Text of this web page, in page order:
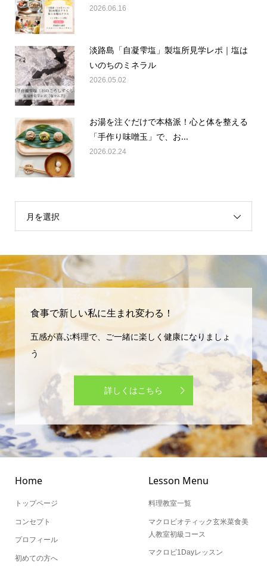
2026.06.16
淡路島「自凝雫塩」製塩所見学レポ｜塩は
いのちのミネラル
2026.05.02
お湯を注ぐだけで本格派！心と体を整える
「手作り味噌玉」で、お...
2026.02.24
月を選択
食事で新しい私に生まれ変わる！
五感が喜ぶ料理で、ご一緒に楽しく健康になりましょ
う
詳しくはこちら
Home
トップページ
コンセプト
プロフィール
初めての方へ
Lesson Menu
料理教室一覧
マクロビオティック玄米菜食美
人教室初級コース
マクロビ1Dayレッスン